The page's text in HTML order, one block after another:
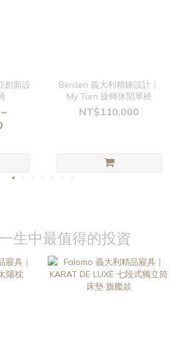
創新設
Bensen 義大利精鍊設計｜
My Turn 旋轉休閒單椅
NT$110,000
生中最值得的投資